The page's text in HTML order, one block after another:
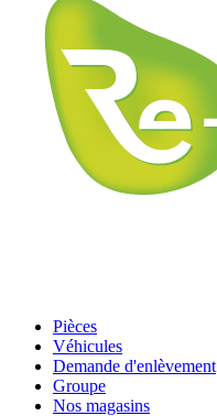
Pièces
Véhicules
Demande d'enlèvement
Groupe
Nos magasins